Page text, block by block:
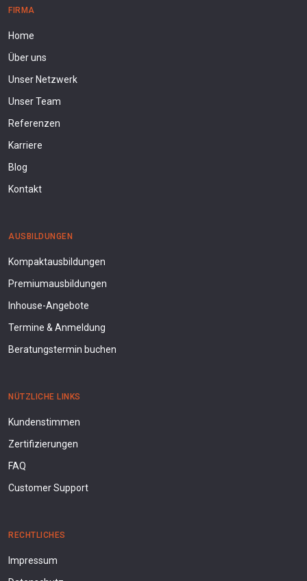
FIRMA
Home
Über uns
Unser Netzwerk
Unser Team
Referenzen
Karriere
Blog
Kontakt
AUSBILDUNGEN
Kompaktausbildungen
Premiumausbildungen
Inhouse-Angebote
Termine & Anmeldung
Beratungstermin buchen
NÜTZLICHE LINKS
Kundenstimmen
Zertifizierungen
FAQ
Customer Support
RECHTLICHES
Impressum